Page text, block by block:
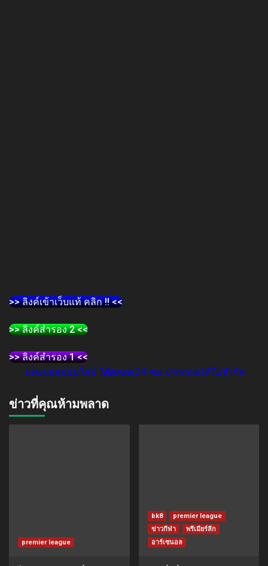
>> ลิงค์เข้าเว็บแท้ คลิก !! <<
>> ลิงค์สำรอง 2 <<
>> ลิงค์สำรอง 1 <<
แทงบอลออนไลน์ ได้ตลอด 24 ชม ฝากถอนได้ไม่จำกัด
ข่าวที่คุณห้ามพลาด
premier league
bk8
premier league
ข่าวกีฬา
พรีเมียร์ลีก
อาร์เซนอล